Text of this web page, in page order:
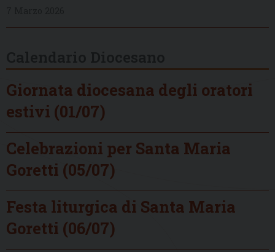
Giornata diocesana degli oratori
estivi (01/07)
Celebrazioni per Santa Maria
Goretti (05/07)
Festa liturgica di Santa Maria
Goretti (06/07)